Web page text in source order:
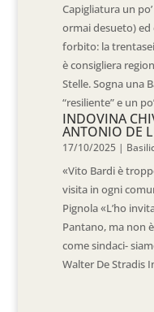
Capigliatura un
ormai desueto)
forbito: la
è consigliera
Stelle. Sogna una
“resiliente” e un
INDOVINA
ANTONIO DE
17/10/2025 |
«Vito Bardi è
visita in ogni
Pignola «L’ho
Pantano, ma non
come sindaci-
Walter De Stradis